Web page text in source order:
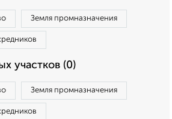
Земля промназначения
участков (0)
Земля промназначения